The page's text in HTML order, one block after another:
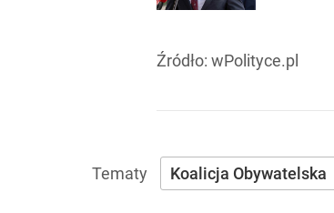
Źródło: wPolityce.pl
Koalicja Obywatelska